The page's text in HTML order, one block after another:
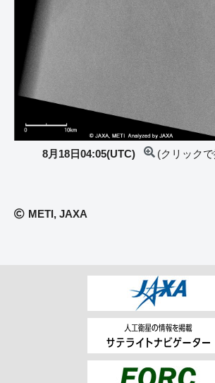
8月18日04:05(UTC) (クリック
METI, JAXA